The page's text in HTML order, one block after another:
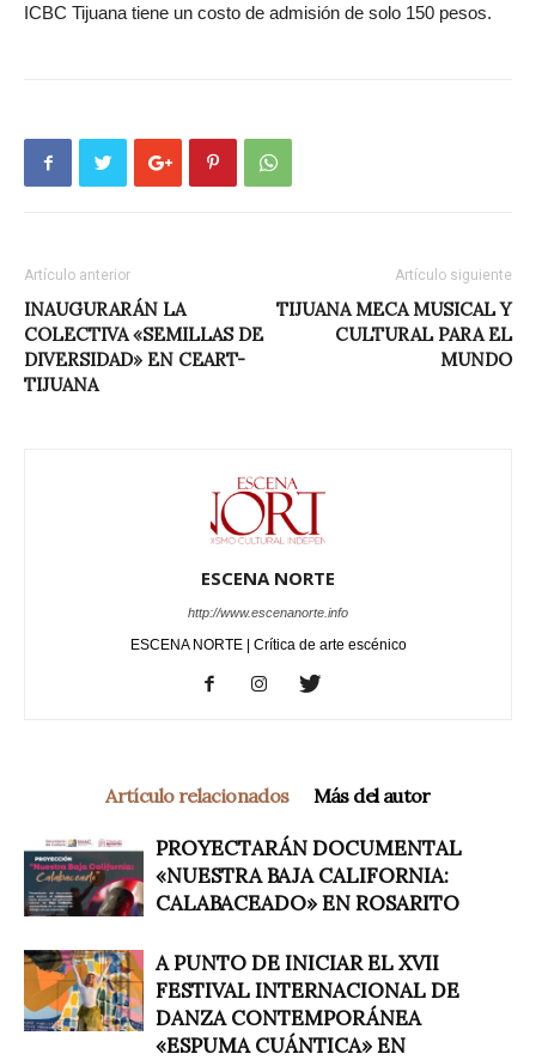
ICBC Tijuana tiene un costo de admisión de solo 150 pesos.
Artículo anterior
INAUGURARÁN LA
COLECTIVA «SEMILLAS DE
DIVERSIDAD» EN CEART-
TIJUANA
Artículo siguiente
TIJUANA MECA MUSICAL Y
CULTURAL PARA EL
MUNDO
ESCENA NORTE
http://www.escenanorte.info
ESCENA NORTE | Crítica de arte escénico
Artículo relacionados Más del autor
PROYECTARÁN DOCUMENTAL
«NUESTRA BAJA CALIFORNIA:
CALABACEADO» EN ROSARITO
A PUNTO DE INICIAR EL XVII
FESTIVAL INTERNACIONAL DE
DANZA CONTEMPORÁNEA
«ESPUMA CUÁNTICA» EN